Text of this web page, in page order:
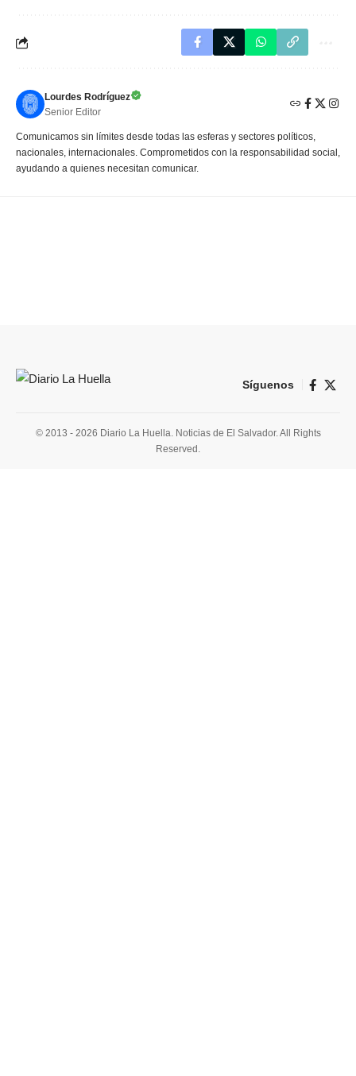
Lourdes Rodríguez
Senior Editor
Comunicamos sin límites desde todas las esferas y sectores políticos,
nacionales, internacionales. Comprometidos con la responsabilidad social,
ayudando a quienes necesitan comunicar.
Síguenos
© 2013 - 2026 Diario La Huella. Noticias de El Salvador. All Rights
Reserved.